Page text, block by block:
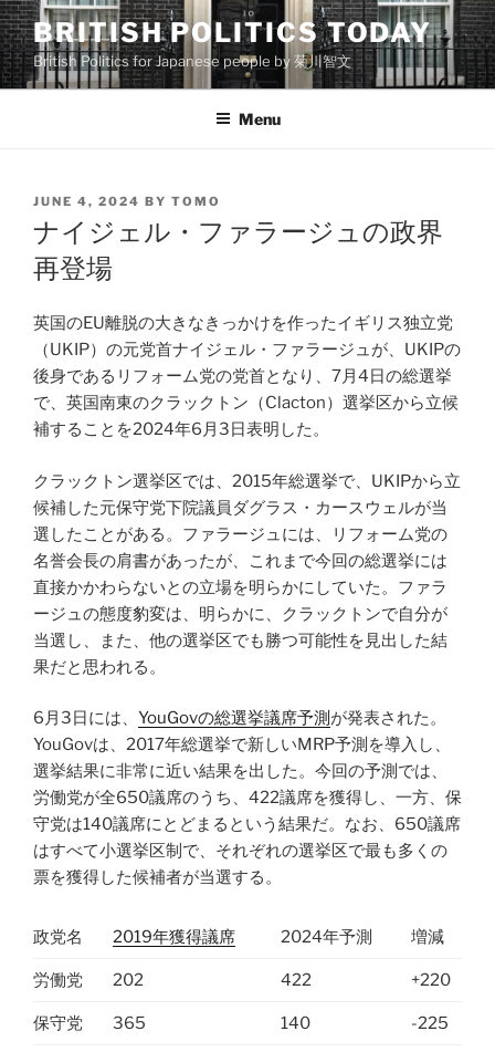
Skip
to
content
BRITISH POLITICS TODAY
British Politics for Japanese people by 菊川智文
Menu
POSTED
ON
JUNE 4, 2024 BY TOMO
ナイジェル・ファラージュの政界
再登場
英国のEU離脱の大きなきっかけを作ったイギリス独立党
（UKIP）の元党首ナイジェル・ファラージュが、UKIPの
後身であるリフォーム党の党首となり、7月4日の総選挙
で、英国南東のクラックトン（Clacton）選挙区から立候
補することを2024年6月3日表明した。
クラックトン選挙区では、2015年総選挙で、UKIPから立
候補した元保守党下院議員ダグラス・カースウェルが当
選したことがある。ファラージュには、リフォーム党の
名誉会長の肩書があったが、これまで今回の総選挙には
直接かかわらないとの立場を明らかにしていた。ファラ
ージュの態度豹変は、明らかに、クラックトンで自分が
当選し、また、他の選挙区でも勝つ可能性を見出した結
果だと思われる。
6月3日には、 YouGovの総選挙議席予測 が発表された。
YouGovは、2017年総選挙で新しいMRP予測を導入し、
選挙結果に非常に近い結果を出した。今回の予測では、
労働党が全650議席のうち、422議席を獲得し、一方、保
守党は140議席にとどまるという結果だ。なお、650議席
はすべて小選挙区制で、それぞれの選挙区で最も多くの
票を獲得した候補者が当選する。
政党名 2019年獲得議席 2024年予測 増減
労働党 202 422 +220
保守党 365 140 -225